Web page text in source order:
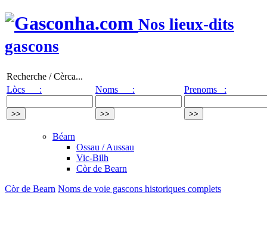
Nos lieux-dits
gascons
Recherche / Cèrca...
Lòcs :
Noms : Prenoms :
Béarn
Ossau / Aussau
Vic-Bilh
Còr de Bearn
Còr de Bearn Noms de voie gascons historiques complets